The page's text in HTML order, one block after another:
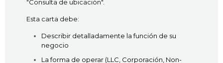
"Consulta de ubicación".
Esta carta debe:
Describir detalladamente la función de su
negocio
La forma de operar (LLC, Corporación, Non-